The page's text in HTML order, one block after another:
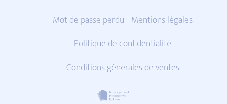
Mot de passe perdu Mentions légales
Politique de confidentialité
Conditions générales de ventes